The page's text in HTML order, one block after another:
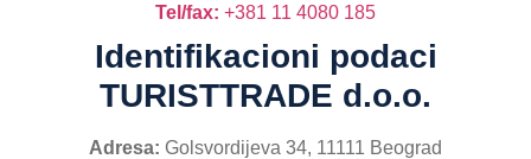
Tel/fax: +381 11 4080 185
Identifikacioni podaci
TURISTTRADE d.o.o.
Adresa: Golsvordijeva 34, 11111 Beograd